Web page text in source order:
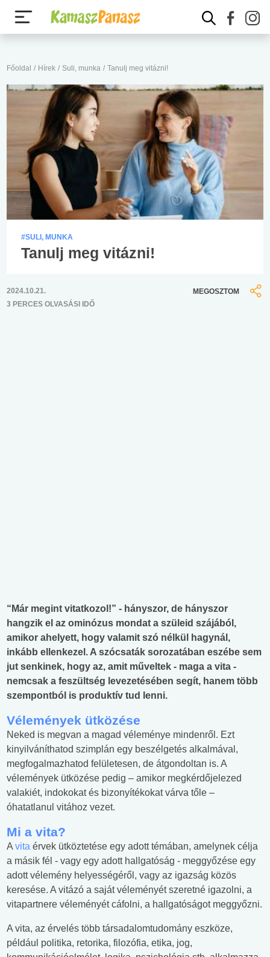
Főoldal / Hírek / Suli, munka / Tanulj meg vitázni!
#SULI, MUNKA
Tanulj meg vitázni!
2024.10.21.
3 PERCES OLVASÁSI IDŐ
MEGOSZTOM
“Már megint vitatkozol!” - hányszor, de hányszor
hangzik el az ominózus mondat a szüleid szájából,
amikor ahelyett, hogy valamit szó nélkül hagynál,
inkább ellenkezel. A szócsaták sorozatában eszébe sem
jut senkinek, hogy az, amit műveltek - maga a vita -
nemcsak a feszültség levezetésében segít, hanem több
szempontból is produktív tud lenni.
Vélemények ütközése
Neked is megvan a magad véleménye mindenről. Ezt
kinyilváníthatod szimplán egy beszélgetés alkalmával,
megfogalmazhatod felületesen, de átgondoltan is. A
vélemények ütközése pedig – amikor megkérdőjelezed
valakiét, indokokat és bizonyítékokat várva tőle –
óhatatlanul vitához vezet.
Mi a vita?
A vita érvek ütköztetése egy adott témában, amelynek célja
a másik fél - vagy egy adott hallgatóság - meggyőzése egy
adott vélemény helyességéről, vagy az igazság közös
keresése. A vitázó a saját véleményét szeretné igazolni, a
vitapartnere véleményét cáfolni, a hallgatóságot meggyőzni.
A vita, az érvelés több társadalomtudomány eszköze,
például politika, retorika, filozófia, etika, jog,